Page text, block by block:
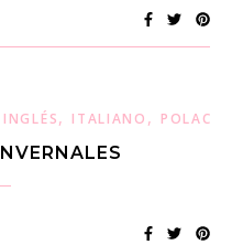
INGLÉS, ITALIANO , POLACO